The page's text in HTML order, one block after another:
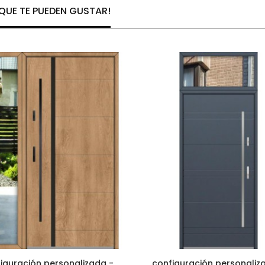
TE PUEDEN GUSTAR!